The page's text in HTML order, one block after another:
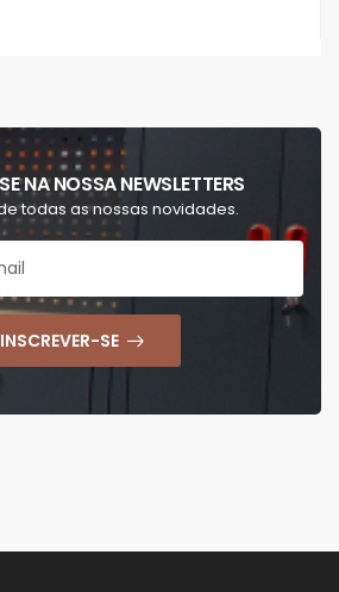
NA NOSSA NEWSLETTERS
todas as nossas novidades.
INSCREVER-SE